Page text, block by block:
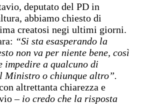
deputato del PD in
abbiamo chiesto di
creatosi negi ultimi giorni.
“Si sta esasperando la
non va per niente bene, così
impedire a qualcuno di
Ministro o chiunque altro”.
altrettanta chiarezza e
–io credo che la risposta